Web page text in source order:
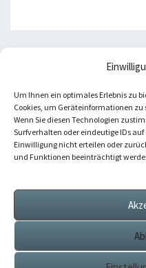
Um Ihnen ein optimales Erlebnis zu
Cookies, um Geräteinformationen
Wenn Sie diesen Technologien
Surfverhalten oder eindeutige IDs auf
Einwilligung nicht erteilen oder
und Funktionen beeinträchtigt
Bistum Eichstätt
Caritas Verband